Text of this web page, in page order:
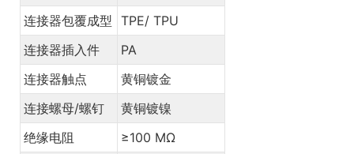
连接器包覆成型 TPE/ TPU
连接器插入件
PA
连接器触点
黄铜镀金
连接螺母/螺钉
黄铜镀镍
绝缘电阻
≥100 MΩ